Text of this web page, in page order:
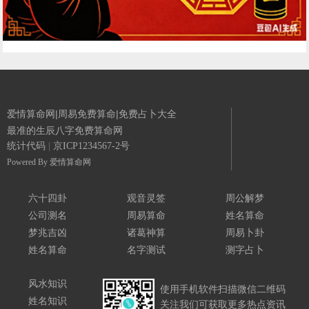
爱情算命网|周易免费算命|免费占卜大全
最准的生辰八字免费算命网
统计代码 京ICP1234567-2号
Powered By 爱情算命网
六十四卦
公司测名
梦兆吉凶
姓名算命
观音灵签
周易算命
诸葛神算
名字测试
周公解梦
姓名算命
周易卜卦
测字占卜
风水知识
姓名知识
使用手机软件扫描微信二维码
关注我们可获取更多热点资讯